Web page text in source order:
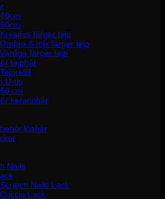
40cm
60cm
Kreativa färger tejp
Ombre & mix färger tejp
Vanliga färger tejp
tejphår
Tejprefill
U-tip
50 cm
keratinhår
löshår
Nails
Scratch Nails Lack
Cuccio Lack